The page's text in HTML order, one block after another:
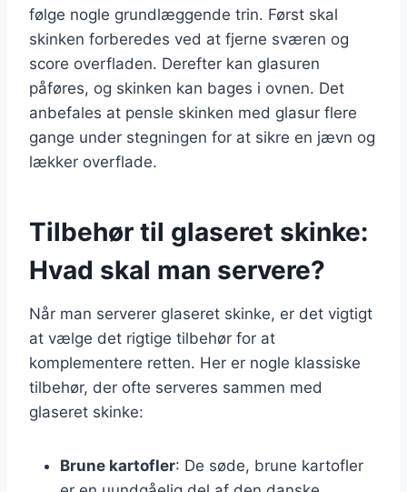
følge nogle grundlæggende trin. Først skal
skinken forberedes ved at fjerne sværen og
score overfladen. Derefter kan glasuren
påføres, og skinken kan bages i ovnen. Det
anbefales at pensle skinken med glasur flere
gange under stegningen for at sikre en jævn og
lækker overflade.
Tilbehør til glaseret skinke:
Hvad skal man servere?
Når man serverer glaseret skinke, er det vigtigt
at vælge det rigtige tilbehør for at
komplementere retten. Her er nogle klassiske
tilbehør, der ofte serveres sammen med
glaseret skinke:
Brune kartofler: De søde, brune kartofler